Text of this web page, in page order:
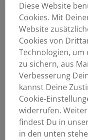
Diese Website
Cookies. Mit
Website
Cookies von
Technologien, um
zu sichern, aus
Verbesserung
kannst Deine
Cookie-
widerrufen.
findest Du in
in den unten